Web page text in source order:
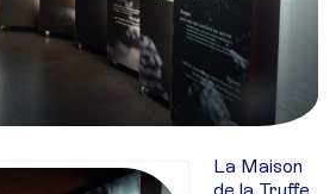
La Maison